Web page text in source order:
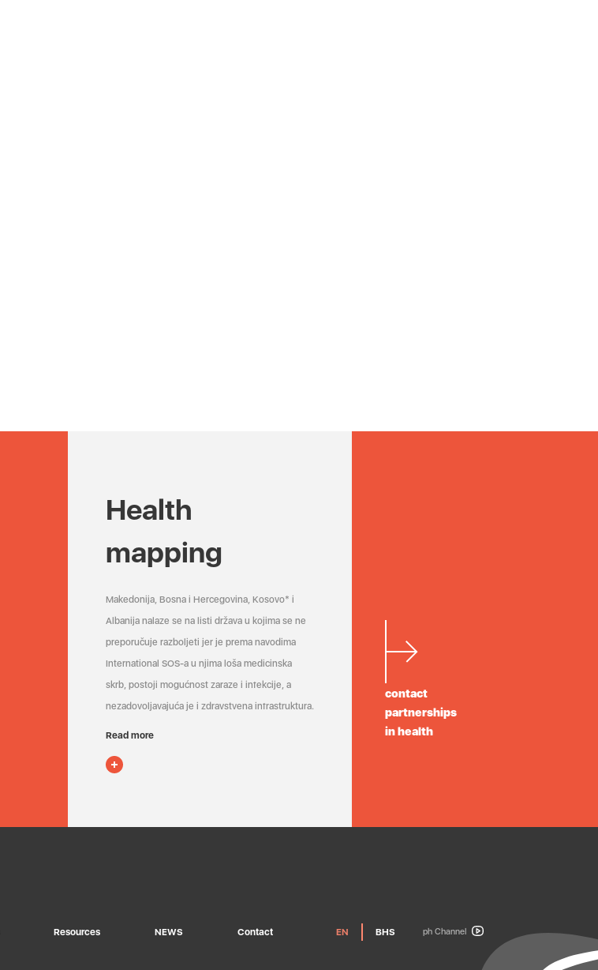
Health
mapping
Makedonija, Bosna i Hercegovina, Kosovo* i
Albanija nalaze se na listi država u kojima se ne
preporučuje razboljeti jer je prema navodima
International SOS-a u njima loša medicinska
skrb, postoji mogućnost zaraze i infekcije, a
nezadovoljavajuća je i zdravstvena infrastruktura.
Read more
contact
partnerships
in health
Resources NEWS Contact ph Channel
EN BHS